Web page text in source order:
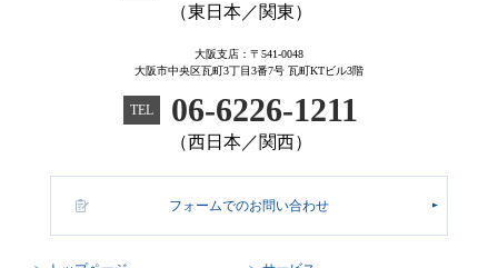
（東日本／関東）
大阪支店：〒541-0048
大阪市中央区瓦町3丁目3番7号 瓦町KTビル3階
TEL 06-6226-1211
（西日本／関西）
フォームでのお問い合わせ